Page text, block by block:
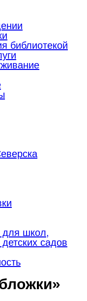
библиотекой
для школ,
садов